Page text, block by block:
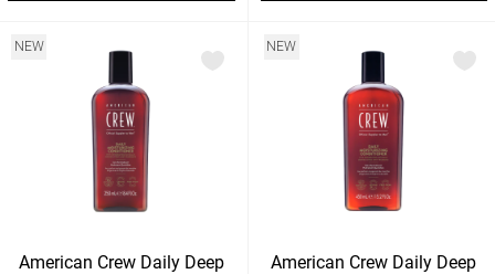
NEW
American Crew Daily Deep
NEW
American Crew Daily Deep